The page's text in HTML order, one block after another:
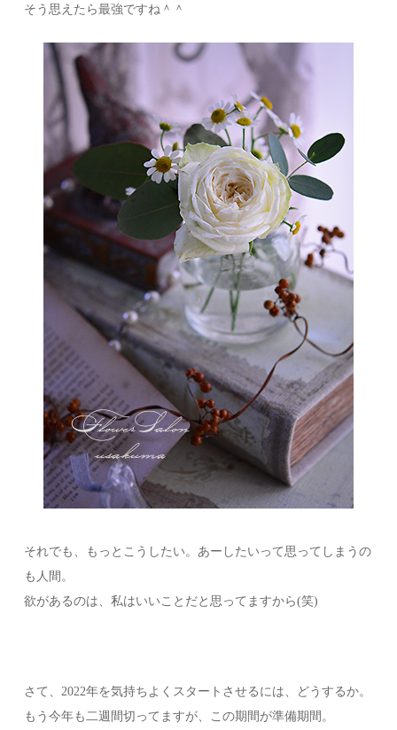
そう思えたら最強ですね＾＾
それでも、もっとこうしたい。あーしたいって思ってしまうの
も人間。
欲があるのは、私はいいことだと思ってますから(笑)
さて、2022年を気持ちよくスタートさせるには、どうするか。
もう今年も二週間切ってますが、この期間が準備期間。